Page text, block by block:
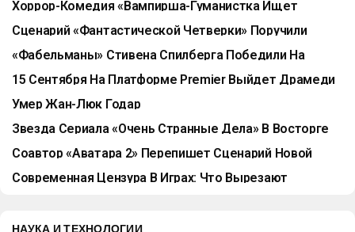
Правильный Выбор?
Хоррор-Комедия «Вампирша-Гуманистка Ищет
Отчаянного Добровольца» Выйдет В Российский
Прокат 11 Апреля
Сценарий «Фантастической Четверки» Поручили
Начинающим Драматургам
«Фабельманы» Стивена Спилберга Победили На
Фестивале В Торонто
15 Сентября На Платформе Premier Выйдет Драмеди
По Идее Иды Галич «Капельник»
Умер Жан-Люк Годар
Звезда Сериала «Очень Странные Дела» В Восторге
От Сценария К Пятому Сезону
Соавтор «Аватара 2» Перепишет Сценарий Новой
«Фантастической Четверки»
Современная Цензура В Играх: Что Вырезают
НАУКА И ТЕХНОЛОГИИ